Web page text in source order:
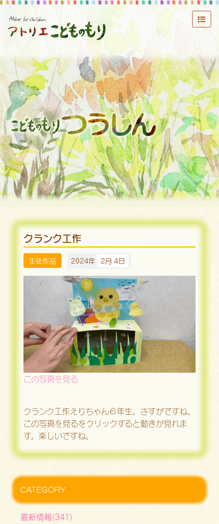
クランク工作
生徒作品 2024年 2月 4日
この写真を見る
クランク工作えりちゃん６年生。さすがですね。
この写真を見るをクリックすると動きが見れま
す。楽しいですね。
CATEGORY
最新情報(341)